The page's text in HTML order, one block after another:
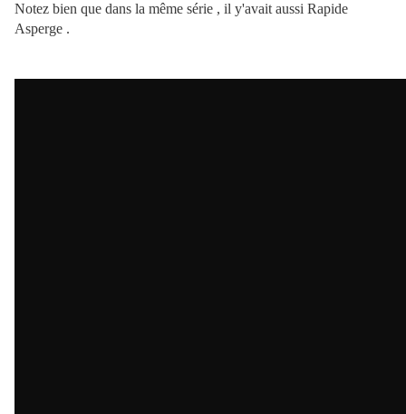
Notez bien que dans la même série , il y'avait aussi Rapide
Asperge .